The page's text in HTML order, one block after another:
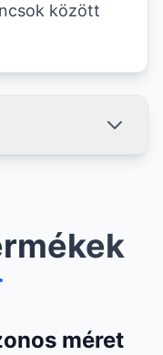
között
méret